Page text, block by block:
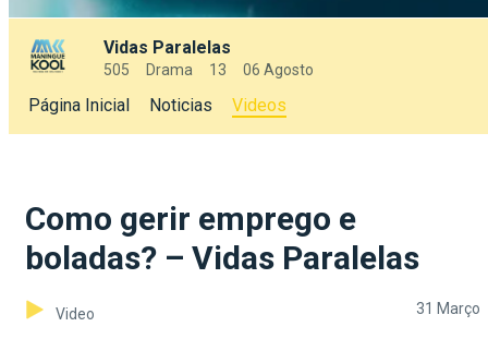
Vidas Paralelas
505 Drama 13 06 Agosto
Página Inicial Noticias Videos
Como gerir emprego e
boladas? – Vidas Paralelas
Video 31 Março